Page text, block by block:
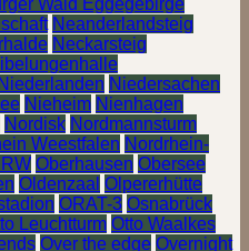
Neanderlandsteig
Neckarsteig
Niederlanden Niedersachen
Nieheim Nienhagen
Nordisk Nordmannsturm
Weestfalen Nordrhein-
Oberhausen Obersee
Oldenzaal Olpererhütte
ORAT-3 Osnabrück
Leuchtturm Otto Waalkes
Over the edge Overnight